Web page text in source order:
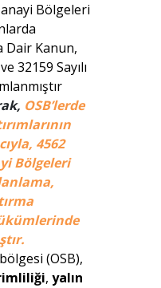
Bölgeleri
Dair Kanun,
32159 Sayılı
OSB’lerde
4562
Bölgeleri
(OSB),
, yalın